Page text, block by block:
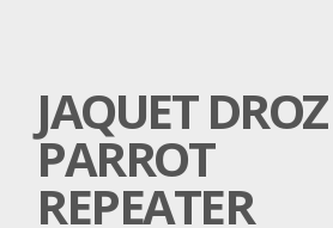
JAQUET DROZ
PARROT
REPEATER